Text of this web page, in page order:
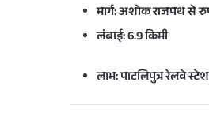
मार्ग: अशोक राजपथ से
लंबाई:6.9 किमी
लाभ: पाटलिपुत्र रेलवे